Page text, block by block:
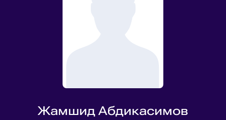
Жамшид Абдикасимов